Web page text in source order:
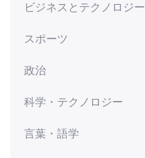
ビジネスとテクノロジー
スポーツ
政治
科学・テクノロジー
言葉・語学